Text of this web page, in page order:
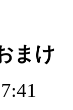
まけ